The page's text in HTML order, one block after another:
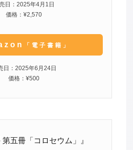
日：2025年4月1日
価格：¥2,570
「電子書籍」
日：2025年6月24日
価格：¥500
第五冊「コロセウム」』